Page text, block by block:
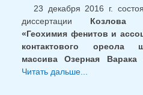
23 декабря 2016 г.
диссертации Козлова
«Геохимия фенитов и
контактового ореола
массива Озерная Варака
Читать дальше...